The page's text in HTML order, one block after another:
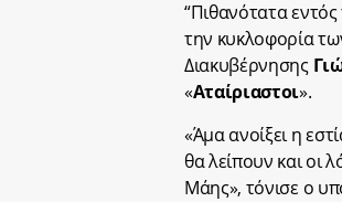
“Πιθανότατα
την κυκλοφορία
Διακυβέρνησης
«Αταίριαστοι».
«Άμα ανοίξει η
θα λείπουν και οι
Μάης», τόνισε ο